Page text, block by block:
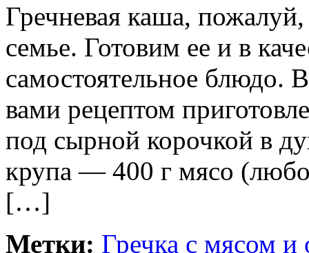
Гречневая каша,
семье. Готовим ее и в
самостоятельное блюдо.
вами рецептом
под сырной корочкой в
крупа — 400 г мясо
[…]
Метки: Гречка с мясом